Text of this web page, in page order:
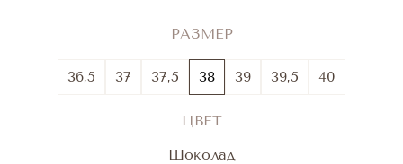
РАЗМЕР
36,5 37 37,5 38 39 39,5 40
ЦВЕТ
Шоколад